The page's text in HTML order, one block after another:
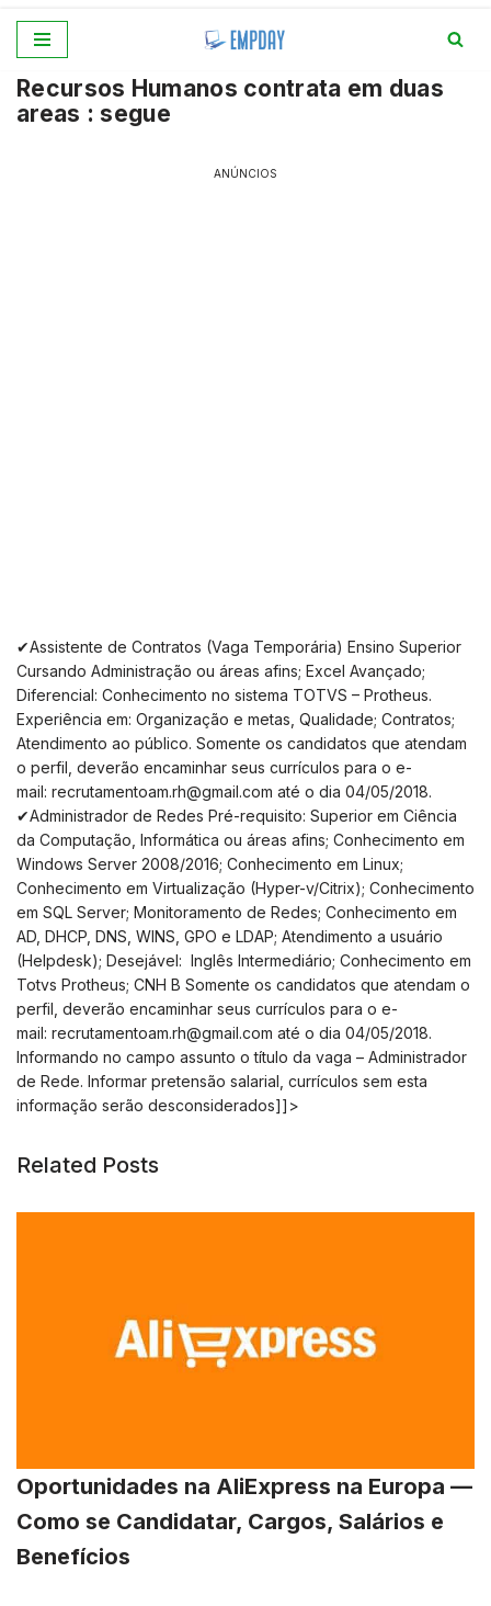
para
o
Recursos Humanos contrata em duas
areas : segue
ANÚNCIOS
✔Assistente de Contratos (Vaga Temporária) Ensino Superior
Cursando Administração ou áreas afins; Excel Avançado;
Diferencial: Conhecimento no sistema TOTVS – Protheus.
Experiência em: Organização e metas, Qualidade; Contratos;
Atendimento ao público. Somente os candidatos que atendam
o perfil, deverão encaminhar seus currículos para o e-
mail: recrutamentoam.rh@gmail.com até o dia 04/05/2018.
✔Administrador de Redes Pré-requisito: Superior em Ciência
da Computação, Informática ou áreas afins; Conhecimento em
Windows Server 2008/2016; Conhecimento em Linux;
Conhecimento em Virtualização (Hyper-v/Citrix); Conhecimento
em SQL Server; Monitoramento de Redes; Conhecimento em
AD, DHCP, DNS, WINS, GPO e LDAP; Atendimento a usuário
(Helpdesk); Desejável: Inglês Intermediário; Conhecimento em
Totvs Protheus; CNH B Somente os candidatos que atendam o
perfil, deverão encaminhar seus currículos para o e-
mail: recrutamentoam.rh@gmail.com até o dia 04/05/2018.
Informando no campo assunto o título da vaga – Administrador
de Rede. Informar pretensão salarial, currículos sem esta
informação serão desconsiderados]]>
Related Posts
Oportunidades na AliExpress na Europa —
Como se Candidatar, Cargos, Salários e
Benefícios